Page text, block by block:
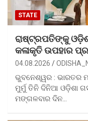
STATE
ରାଷ୍ଟ୍ରପତିଙ୍କୁ
କଳାକୃତି ଉପହାର
04.08.2026
ଭୁବନେଶ୍ୱର : ଭାରତର
ମୁର୍ମୁ ତିନି ଦିନିଆ ଓଡ଼ିଶା
ମଙ୍ଗଳବାର ଦିନ…